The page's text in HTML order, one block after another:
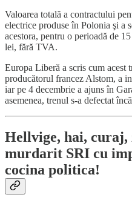
Valoarea totală a contractului
electrice produse în Polonia şi a
acestora, pentru o perioadă de
lei, fără TVA.
Europa Liberă a scris cum acest
producătorul francez Alstom, a
iar pe 4 decembrie a ajuns în
asemenea, trenul s-a defectat
Hellvige, hai, curaj,
murdarit SRI cu
cocina politica!